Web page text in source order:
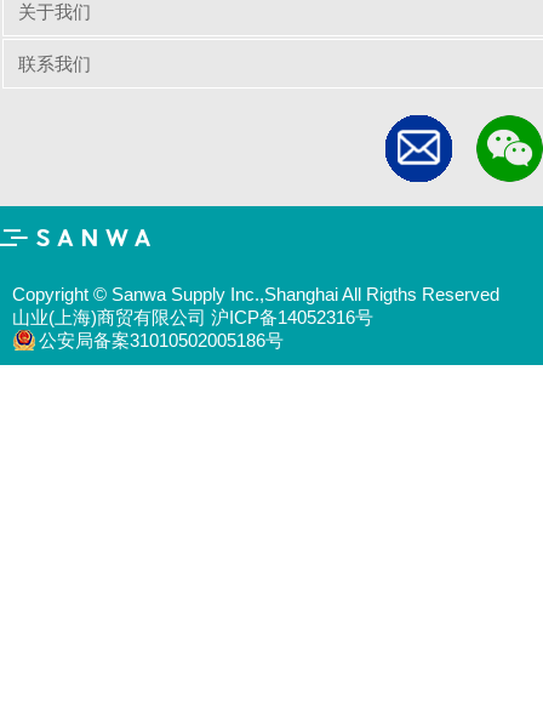
关于我们
联系我们
Copyright © Sanwa Supply Inc.,Shanghai All Rigths Reserved
山业(上海)商贸有限公司 沪ICP备14052316号
公安局备案31010502005186号